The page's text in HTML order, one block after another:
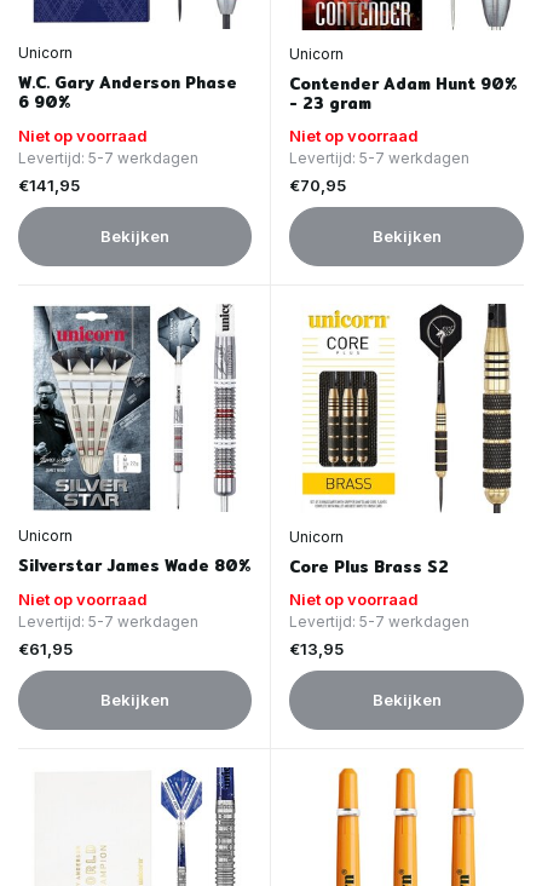
Unicorn
W.C. Gary Anderson Phase
6 90%
Niet op voorraad
Levertijd: 5-7 werkdagen
€141,95
Bekijken
Unicorn
Contender Adam Hunt 90%
- 23 gram
Niet op voorraad
Levertijd: 5-7 werkdagen
€70,95
Bekijken
Unicorn
Silverstar James Wade 80%
Niet op voorraad
Levertijd: 5-7 werkdagen
€61,95
Bekijken
Unicorn
Core Plus Brass S2
Niet op voorraad
Levertijd: 5-7 werkdagen
€13,95
Bekijken